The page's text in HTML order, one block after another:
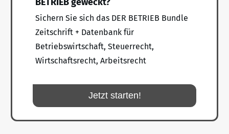
Sichern Sie sich das DER BETRIEB Bundle
Zeitschrift + Datenbank für
Betriebswirtschaft, Steuerrecht,
Wirtschaftsrecht, Arbeitsrecht
Jetzt starten!